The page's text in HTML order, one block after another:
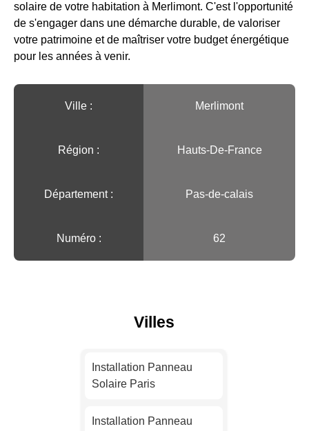
solaire de votre habitation à Merlimont. C'est l'opportunité
de s'engager dans une démarche durable, de valoriser
votre patrimoine et de maîtriser votre budget énergétique
pour les années à venir.
Ville :️ Merlimont
Région :️ Hauts-De-France
Département : Pas-de-calais
Numéro : 62
Villes
Installation Panneau
Solaire Paris
Installation Panneau